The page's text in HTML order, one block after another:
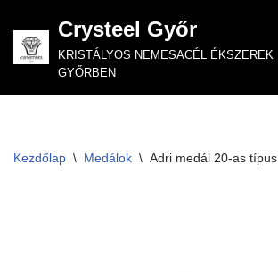
Skip
to
Crysteel Győr
KRISTÁLYOS NEMESACÉL ÉKSZEREK
GYŐRBEN
Kezdőlap \ Medálok \ Adri medál 20-as típus